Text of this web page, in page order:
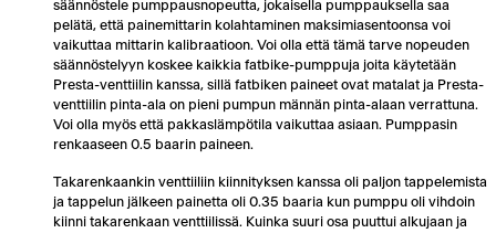
säännöstele pumppausnopeutta, jokaisella pumppauksella saa
pelätä, että painemittarin kolahtaminen maksimiasentoonsa voi
vaikuttaa mittarin kalibraatioon. Voi olla että tämä tarve nopeuden
säännöstelyyn koskee kaikkia fatbike-pumppuja joita käytetään
Presta-venttiilin kanssa, sillä fatbiken paineet ovat matalat ja Presta-
venttiilin pinta-ala on pieni pumpun männän pinta-alaan verrattuna.
Voi olla myös että pakkaslämpötila vaikuttaa asiaan. Pumppasin
renkaaseen 0.5 baarin paineen.
Takarenkaankin venttiiliin kiinnityksen kanssa oli paljon tappelemista
ja tappelun jälkeen painetta oli 0.35 baaria kun pumppu oli vihdoin
kiinni takarenkaan venttiilissä. Kuinka suuri osa puuttui alkujaan ja